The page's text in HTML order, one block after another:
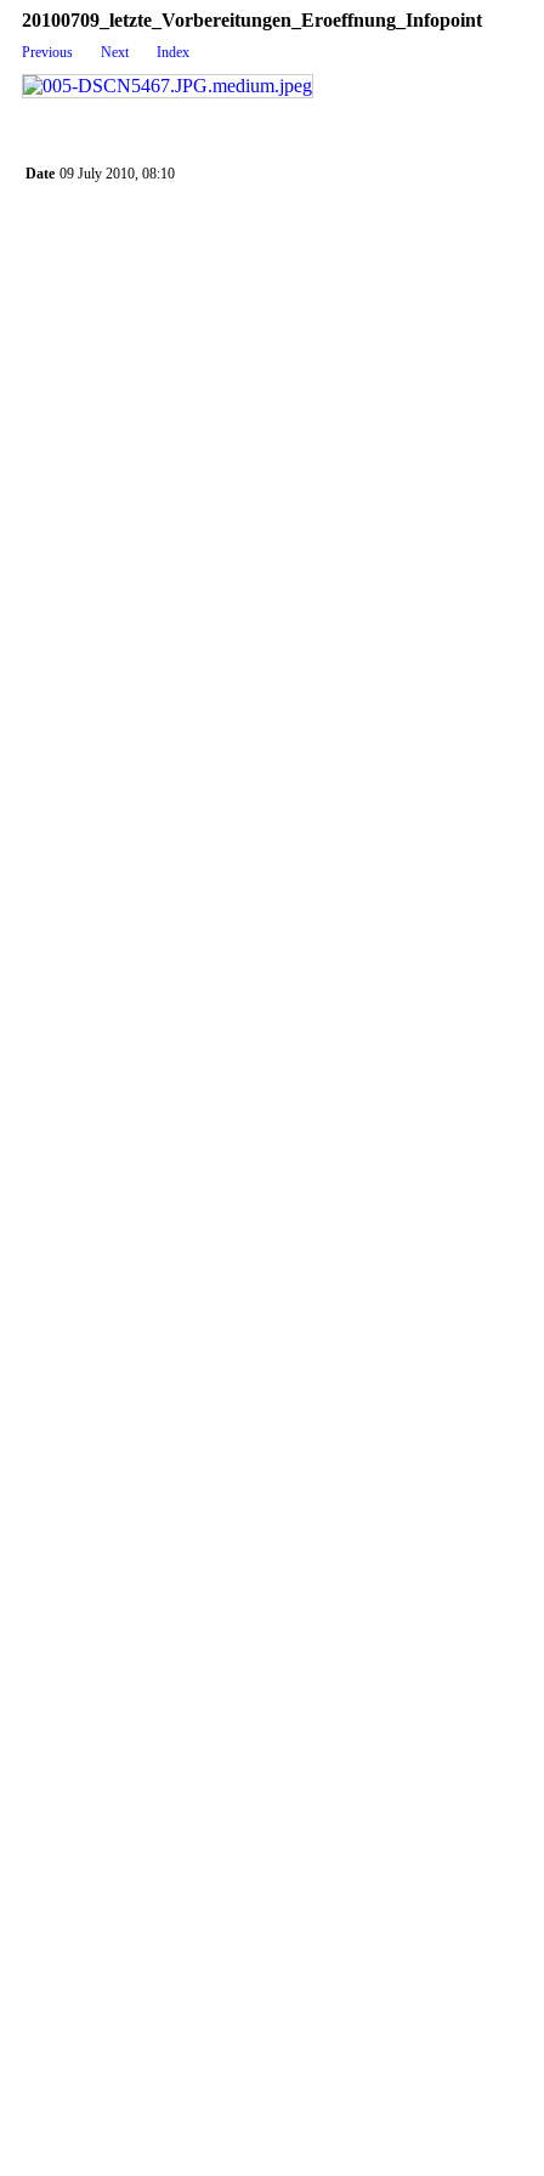
20100709_letzte_Vorbereitungen_Eroeffnung_Infopoint
Previous Next Index
Date 09 July 2010, 08:10